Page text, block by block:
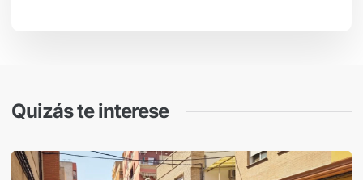
Quizás te interese